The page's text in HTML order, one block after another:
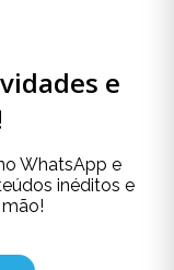
e
WhatsApp e
inéditos e